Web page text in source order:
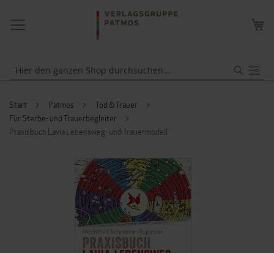
NAVIGATION
UMSCHALTEN
Start Patmos
Tod & Trauer
Für Sterbe- und Trauerbegleiter
Praxisbuch Lavia Lebensweg- und Trauermodell
ZUM
ENDE
DER
BILDERGALERIE
SPRINGEN